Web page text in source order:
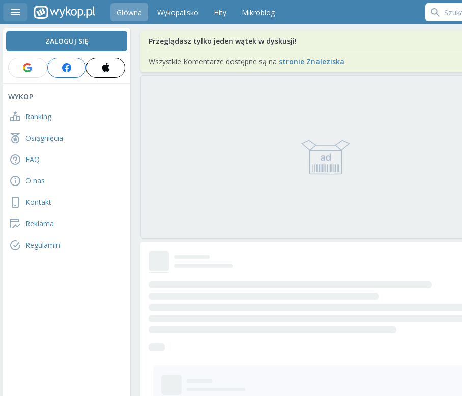
Główna Wykopalisko Hity Mikroblog
ZALOGUJ SIĘ
WYKOP
Ranking
Osiągnięcia
FAQ
O nas
Kontakt
Reklama
Regulamin
Przeglądasz tylko jeden wątek w dyskusji!
Wszystkie Komentarze dostępne są na stronie Znaleziska.